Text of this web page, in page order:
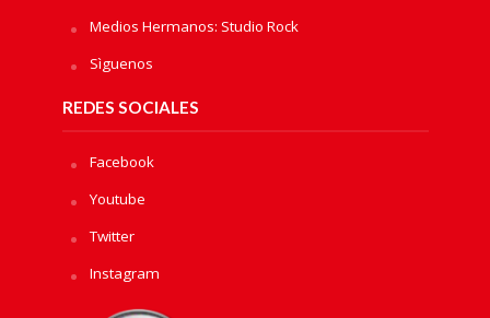
Medios Hermanos: Studio Rock
Sìguenos
REDES SOCIALES
Facebook
Youtube
Twitter
Instagram